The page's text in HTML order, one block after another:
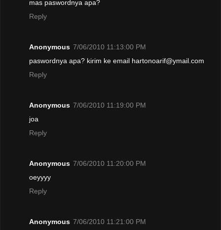
mas paswordnya apa?
Reply
Anonymous 7/06/2010 11:13:00 PM
paswordnya apa? kirim ke email hartonoarif@ymail.com
Reply
Anonymous 7/06/2010 11:19:00 PM
joa
Reply
Anonymous 7/06/2010 11:20:00 PM
oeyyyy
Reply
Anonymous 7/06/2010 11:21:00 PM